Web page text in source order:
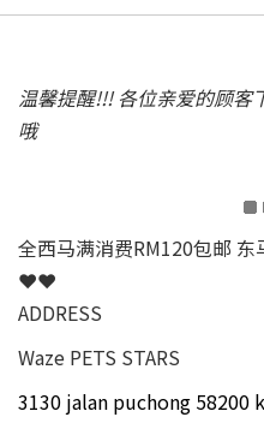
温馨提醒!!! 各位亲爱的顾客
哦
全西马满消费RM120包邮
❤❤
ADDRESS
Waze PETS STARS
3130 jalan puchong 58200